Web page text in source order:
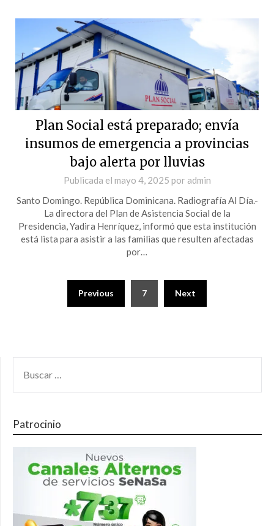
Plan Social está preparado; envía
insumos de emergencia a provincias
bajo alerta por lluvias
Publicada el mayo 4, 2025 por admin
Santo Domingo. República Dominicana. Radiografía Al Día.-
La directora del Plan de Asistencia Social de la
Presidencia, Yadira Henríquez, informó que esta institución
está lista para asistir a las familias que resulten afectadas
por…
Previous 7 Next
Patrocinio